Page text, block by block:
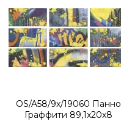
OS/A58/9x/19060 Панно
Граффити 89,1x20x8